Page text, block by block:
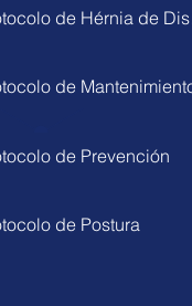
de
de Prevención
de Postura